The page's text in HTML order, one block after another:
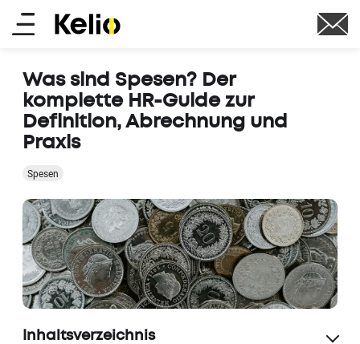
Skip
Main
Was sind Spesen? Der
komplette HR-Guide zur
Definition, Abrechnung und
Praxis
Spesen
Inhaltsverzeichnis